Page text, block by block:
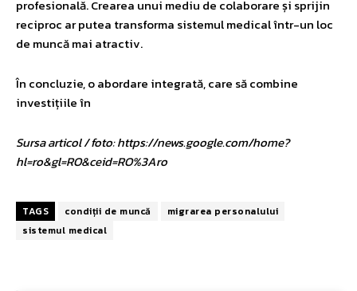
profesională. Crearea unui mediu de colaborare și sprijin
reciproc ar putea transforma sistemul medical într-un loc
de muncă mai atractiv.
În concluzie, o abordare integrată, care să combine
investițiile în
Sursa articol / foto: https://news.google.com/home?
hl=ro&gl=RO&ceid=RO%3Aro
TAGS condiții de muncă
migrarea personalului
sistemul medical